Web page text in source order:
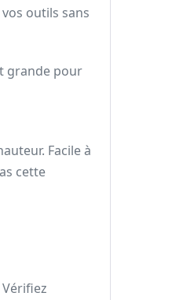
outils sans
grande pour
Facile à
cette